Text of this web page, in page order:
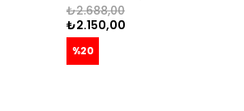
₺2.150,00
₺2.688,00
%20